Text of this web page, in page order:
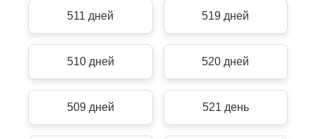
511 дней 519 дней
510 дней 520 дней
509 дней 521 день